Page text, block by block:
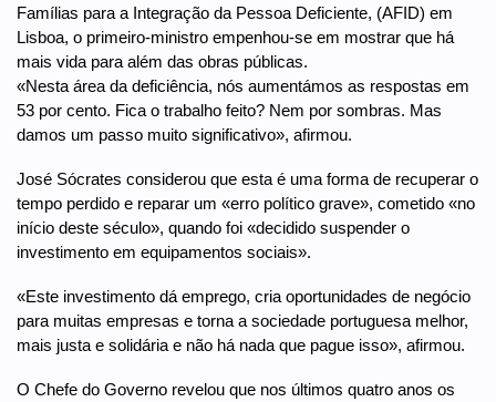
Famílias para a Integração da Pessoa Deficiente, (AFID) em
Lisboa, o primeiro-ministro empenhou-se em mostrar que há
mais vida para além das obras públicas.
«Nesta área da deficiência, nós aumentámos as respostas em
53 por cento. Fica o trabalho feito? Nem por sombras. Mas
damos um passo muito significativo», afirmou.
José Sócrates considerou que esta é uma forma de recuperar o
tempo perdido e reparar um «erro político grave», cometido «no
início deste século», quando foi «decidido suspender o
investimento em equipamentos sociais».
«Este investimento dá emprego, cria oportunidades de negócio
para muitas empresas e torna a sociedade portuguesa melhor,
mais justa e solidária e não há nada que pague isso», afirmou.
O Chefe do Governo revelou que nos últimos quatro anos os